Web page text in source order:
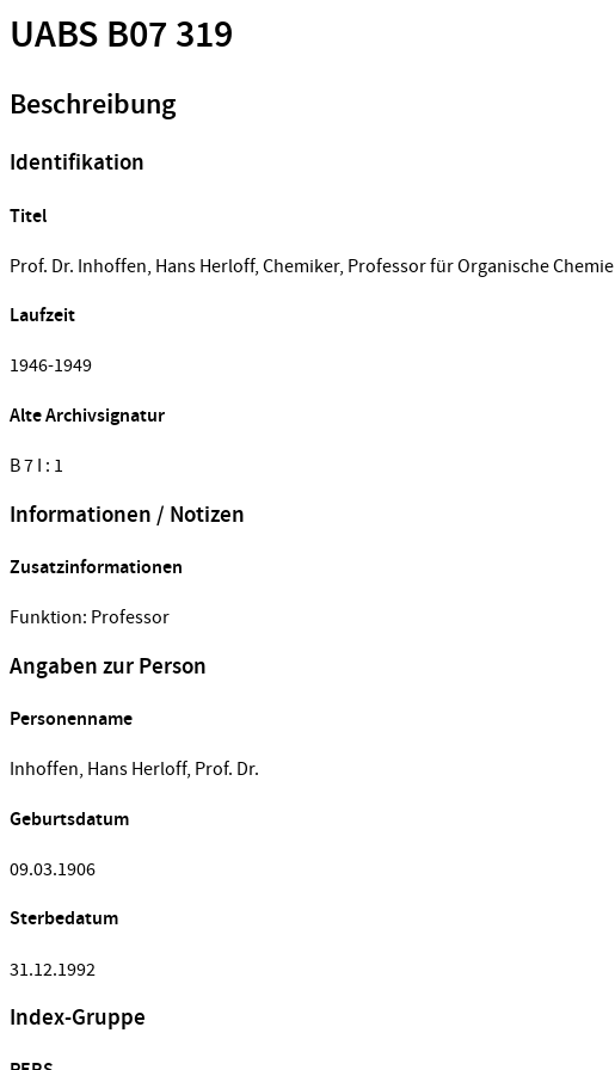
UABS B07 319
Beschreibung
Identifikation
Titel
Prof. Dr. Inhoffen, Hans Herloff, Chemiker, Professor für Organische Chemie
Laufzeit
1946-1949
Alte Archivsignatur
B 7 I : 1
Informationen / Notizen
Zusatzinformationen
Funktion: Professor
Angaben zur Person
Personenname
Inhoffen, Hans Herloff, Prof. Dr.
Geburtsdatum
09.03.1906
Sterbedatum
31.12.1992
Index-Gruppe